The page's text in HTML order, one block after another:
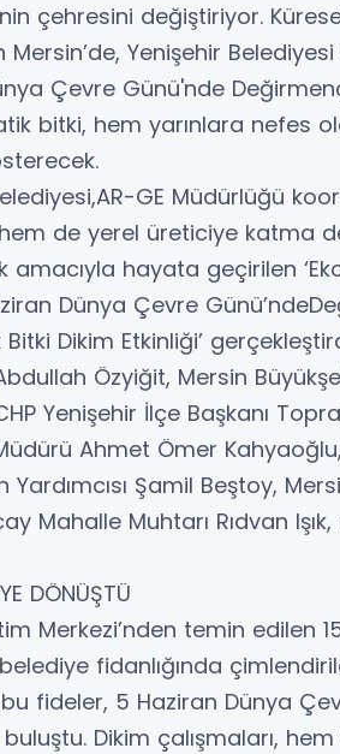
çehresini değiştiriyor.
Yenişehir
Çevre Günü'nde
bitki, hem yarınlara nefes
GE Müdürlüğü
de yerel üreticiye katma
amacıyla hayata geçirilen
Dünya Çevre
Dikim Etkinliği’
Özyiğit, Mersin
Yenişehir İlçe Başkanı
Ahmet Ömer
Şamil Beştoy,
Mahalle Muhtarı Rıdvan
DÖNÜŞTÜ
Merkezi’nden temin edilen
fidanlığında
fideler, 5 Haziran Dünya
Dikim çalışmaları,